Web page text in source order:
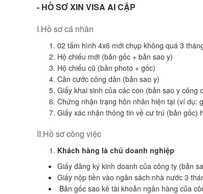
- HỒ SƠ XIN VISA AI CẬP
I.Hồ sơ cá nhân
02 tấm hình 4x6 mới chụp không quá 3
Hộ chiếu mới (bản gốc + bản sao y)
Hộ chiếu cũ (bản photo + gốc)
Căn cước công dân (bản sao y)
Giấy khai sinh của các con (bản sao y công
Chứng nhận trạng hôn nhân hiện tại (ví dụ:
Giấy xác nhận thông tin về cư trú (bản gốc)
II.Hồ sơ công việc
Khách hàng là chủ doanh nghiệp
Giấy đăng ký kinh doanh của công ty (bản
Giấy nộp tiền vào ngân sách nhà nước 3
Bản gốc sao kê tài khoản ngân hàng của